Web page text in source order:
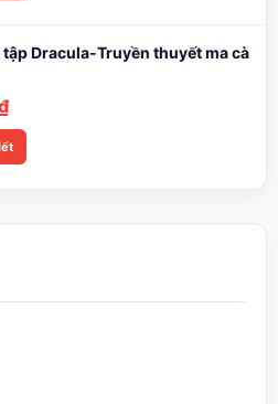
tập Dracula-Truyền thuyết ma cà